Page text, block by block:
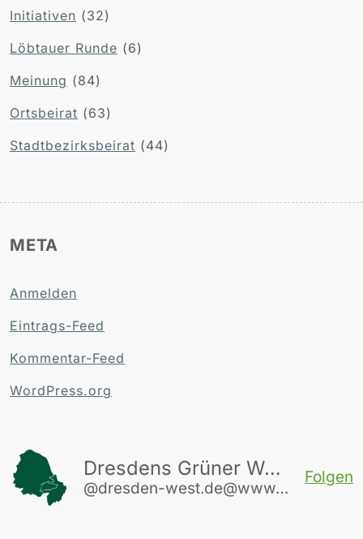
Initiativen (32)
Löbtauer Runde (6)
Meinung (84)
Ortsbeirat (63)
Stadtbezirksbeirat (44)
META
Anmelden
Eintrags-Feed
Kommentar-Feed
WordPress.org
Dresdens Grüner Westen
@dresden-west.de@www.dresden-west.de
Folgen